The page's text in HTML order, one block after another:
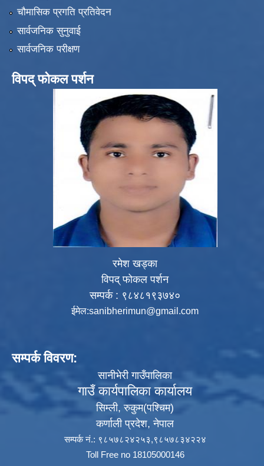
चौमासिक प्रगति प्रतिवेदन
सार्वजनिक सुनुवाई
सार्वजनिक परीक्षण
विपद् फोकल पर्शन
रमेश खड्का
विपद् फोकल पर्शन
सम्पर्क : ९८४८१९३७४०
ईमेल:sanibherimun@gmail.com
सम्पर्क विवरण:
सानीभेरी गाउँपालिका
गाउँ कार्यपालिका कार्यालय
सिम्ली, रुकुम(पश्‍चिम)
कर्णाली प्रदेश, नेपाल
सम्पर्क नं.: ९८५७८२४२५३,९८५७८३४२२४
Toll Free no 18105000146